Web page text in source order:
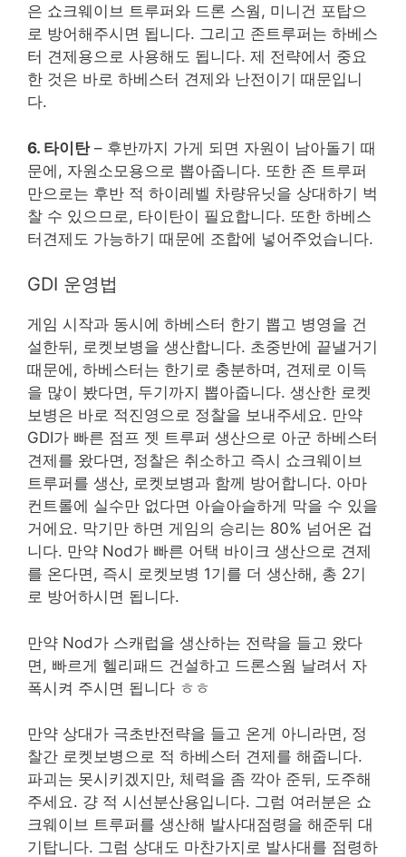
은 쇼크웨이브 트루퍼와 드론 스웜, 미니건 포탑으
로 방어해주시면 됩니다. 그리고 존트루퍼는 하베스
터 견제용으로 사용해도 됩니다. 제 전략에서 중요
한 것은 바로 하베스터 견제와 난전이기 때문입니
다.
6. 타이탄– 후반까지 가게 되면 자원이 남아돌기 때
문에, 자원소모용으로 뽑아줍니다. 또한 존 트루퍼
만으로는 후반 적 하이레벨 차량유닛을 상대하기 벅
찰 수 있으므로, 타이탄이 필요합니다. 또한 하베스
터견제도 가능하기 때문에 조합에 넣어주었습니다.
GDI 운영법
게임 시작과 동시에 하베스터 한기 뽑고 병영을 건
설한뒤, 로켓보병을 생산합니다. 초중반에 끝낼거기
때문에, 하베스터는 한기로 충분하며, 견제로 이득
을 많이 봤다면, 두기까지 뽑아줍니다. 생산한 로켓
보병은 바로 적진영으로 정찰을 보내주세요. 만약
GDI가 빠른 점프 젯 트루퍼 생산으로 아군 하베스터
견제를 왔다면, 정찰은 취소하고 즉시 쇼크웨이브
트루퍼를 생산, 로켓보병과 함께 방어합니다. 아마
컨트롤에 실수만 없다면 아슬아슬하게 막을 수 있을
거에요. 막기만 하면 게임의 승리는 80% 넘어온 겁
니다. 만약 Nod가 빠른 어택 바이크 생산으로 견제
를 온다면, 즉시 로켓보병 1기를 더 생산해, 총 2기
로 방어하시면 됩니다.
만약 Nod가 스캐럽을 생산하는 전략을 들고 왔다
면, 빠르게 헬리패드 건설하고 드론스웜 날려서 자
폭시켜 주시면 됩니다 ㅎㅎ
만약 상대가 극초반전략을 들고 온게 아니라면, 정
찰간 로켓보병으로 적 하베스터 견제를 해줍니다.
파괴는 못시키겠지만, 체력을 좀 깍아 준뒤, 도주해
주세요. 걍 적 시선분산용입니다. 그럼 여러분은 쇼
크웨이브 트루퍼를 생산해 발사대점령을 해준뒤 대
기탑니다. 그럼 상대도 마찬가지로 발사대를 점령하